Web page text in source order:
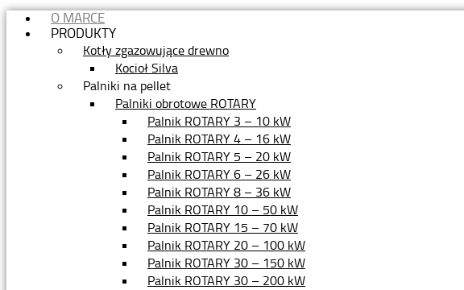
O MARCE
PRODUKTY
Kotły zgazowujące drewno
Kocioł Silva
Palniki na pellet
Palniki obrotowe ROTARY
Palnik ROTARY 3 – 10 kW
Palnik ROTARY 4 – 16 kW
Palnik ROTARY 5 – 20 kW
Palnik ROTARY 6 – 26 kW
Palnik ROTARY 8 – 36 kW
Palnik ROTARY 10 – 50 kW
Palnik ROTARY 15 – 70 kW
Palnik ROTARY 20 – 100 kW
Palnik ROTARY 30 – 150 kW
Palnik ROTARY 30 – 200 kW